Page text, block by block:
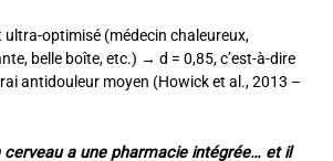
ultra-optimisé (médecin chaleureux,
belle boîte, etc.) → d = 0,85, c’est-à-dire
antidouleur moyen (Howick et al., 2013 –
cerveau a une pharmacie intégrée… et il